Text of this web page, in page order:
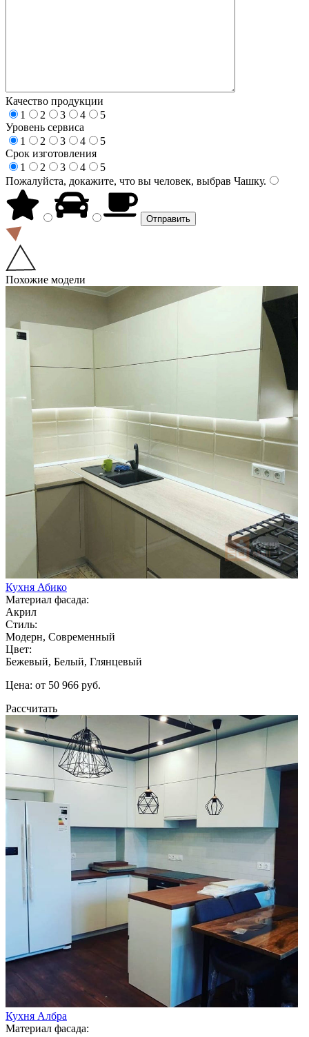
Качество продукции
1
2 3 4
5
Уровень сервиса
1
2 3 4
5
Срок изготовления
1
2 3 4
5
Пожалуйста, докажите, что вы человек, выбрав Чашку.
Похожие модели
Кухня Абико
Материал фасада:
Акрил
Стиль:
Модерн, Современный
Цвет:
Бежевый, Белый, Глянцевый
Цена: от 50 966 руб.
Рассчитать
Кухня Албра
Материал фасада: